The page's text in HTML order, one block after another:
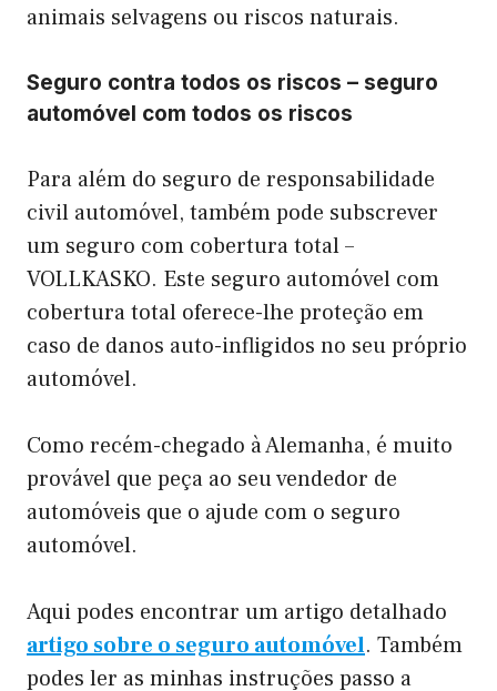
animais selvagens ou riscos naturais.
Seguro contra todos os riscos – seguro
automóvel com todos os riscos
Para além do seguro de responsabilidade
civil automóvel, também pode subscrever
um seguro com cobertura total –
VOLLKASKO. Este seguro automóvel com
cobertura total oferece-lhe proteção em
caso de danos auto-infligidos no seu próprio
automóvel.
Como recém-chegado à Alemanha, é muito
provável que peça ao seu vendedor de
automóveis que o ajude com o seguro
automóvel.
Aqui podes encontrar um artigo detalhado
artigo sobre o seguro automóvel. Também
podes ler as minhas instruções passo a